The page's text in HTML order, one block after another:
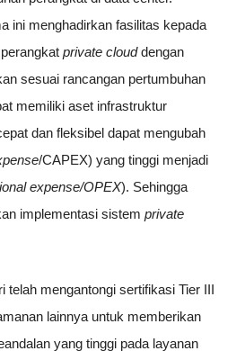
ini menghadirkan fasilitas kepada
private clouddengan
sesuai rancangan pertumbuhan
memiliki aset infrastruktur
dan fleksibel dapat mengubah
/CAPEX) yang tinggi menjadi
expense/OPEX). Sehingga
implementasi sistem private
telah mengantongi sertifikasi Tier III
lainnya untuk memberikan
yang tinggi pada layanan